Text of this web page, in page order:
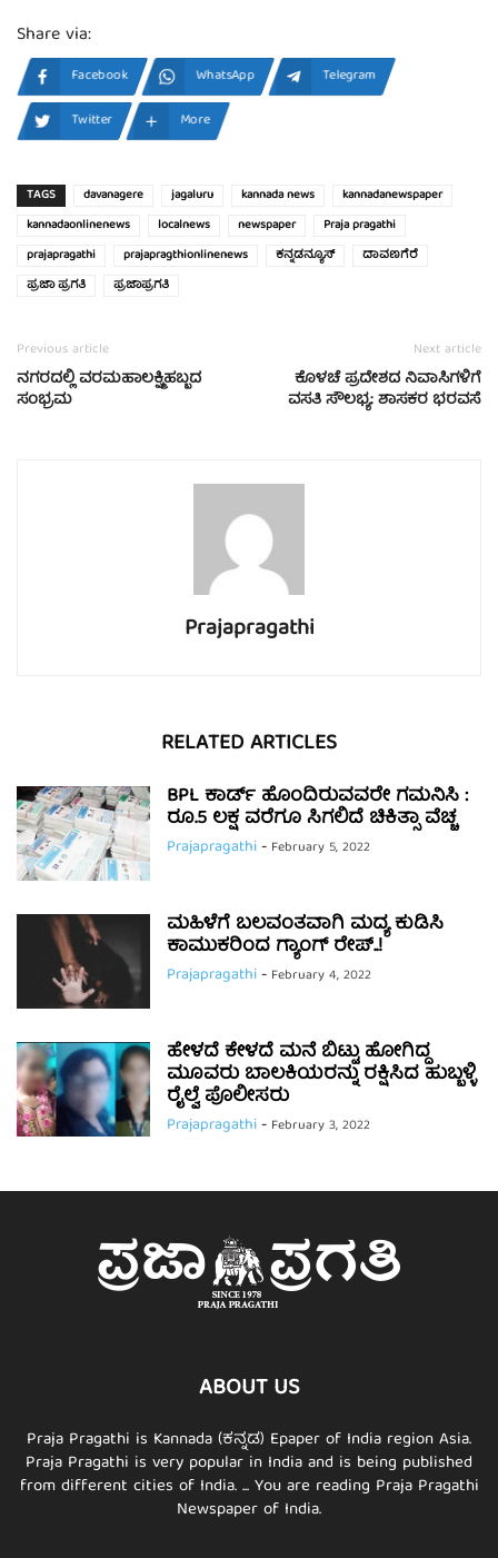
Share via:
Facebook WhatsApp
Telegram
Twitter
More
TAGS davanagere jagaluru kannada news
kannadanewspaper
kannadaonlinenews
localnews newspaper
Praja pragathi
prajapragathi
prajapragthionlinenews ಕನ್ನಡನ್ಯೂಸ್
ದಾವಣಗೆರೆ
ಪ್ರಜಾ ಪ್ರಗತಿ
ಪ್ರಜಾಪ್ರಗತಿ
Previous article
ನಗರದಲ್ಲಿ ವರಮಹಾಲಕ್ಷ್ಮಿಹಬ್ಬದ
ಸಂಭ್ರಮ
Next article
ಕೊಳಚೆ ಪ್ರದೇಶದ ನಿವಾಸಿಗಳಿಗೆ
ವಸತಿ ಸೌಲಭ್ಯ: ಶಾಸಕರ ಭರವಸೆ
Prajapragathi
RELATED ARTICLES
BPL ಕಾರ್ಡ್ ಹೊಂದಿರುವವರೇ ಗಮನಿಸಿ :
ರೂ.5 ಲಕ್ಷ ವರೆಗೂ ಸಿಗಲಿದೆ ಚಿಕಿತ್ಸಾ ವೆಚ್ಚ
Prajapragathi- February 5, 2022
ಮಹಿಳೆಗೆ ಬಲವಂತವಾಗಿ ಮದ್ಯ ಕುಡಿಸಿ
ಕಾಮುಕರಿಂದ ಗ್ಯಾಂಗ್ ರೇಪ್..!
Prajapragathi- February 4, 2022
ಹೇಳದೆ ಕೇಳದೆ ಮನೆ ಬಿಟ್ಟು ಹೋಗಿದ್ದ
ಮೂವರು ಬಾಲಕಿಯರನ್ನು ರಕ್ಷಿಸಿದ ಹುಬ್ಬಳ್ಳಿ
ರೈಲ್ವೆ ಪೊಲೀಸರು
Prajapragathi- February 3, 2022
ABOUT US
Praja Pragathi is Kannada (ಕನ್ನಡ) Epaper of India region Asia.
Praja Pragathi is very popular in India and is being published
from different cities of India. ... You are reading Praja Pragathi
Newspaper of India.